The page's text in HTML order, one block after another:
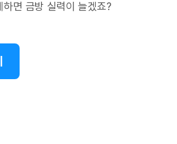
면 금방 실력이 늘겠죠?